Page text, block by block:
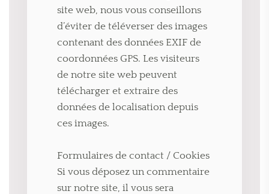
site web, nous vous conseillons
d’éviter de téléverser des images
contenant des données EXIF de
coordonnées GPS. Les visiteurs
de notre site web peuvent
télécharger et extraire des
données de localisation depuis
ces images.
Formulaires de contact / Cookies
Si vous déposez un commentaire
sur notre site, il vous sera